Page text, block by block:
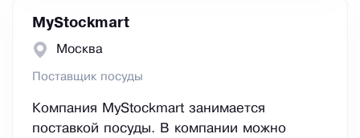
MyStockmart
Москва
Поставщик посуды
Компания MyStockmart занимается
поставкой посуды. В компании можно